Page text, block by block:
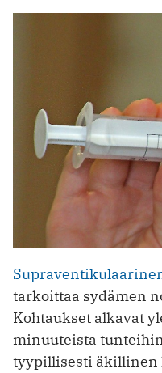
tarkoittaa sydämen
Kohtaukset alkavat
minuuteista
tyypillisesti äkillinen